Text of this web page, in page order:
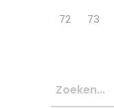
72
73